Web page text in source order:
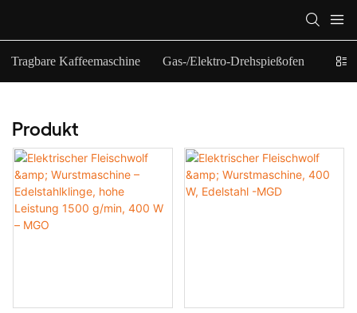
Tragbare Kaffeemaschine Gas-/Elektro-Drehspießofen
Produkt